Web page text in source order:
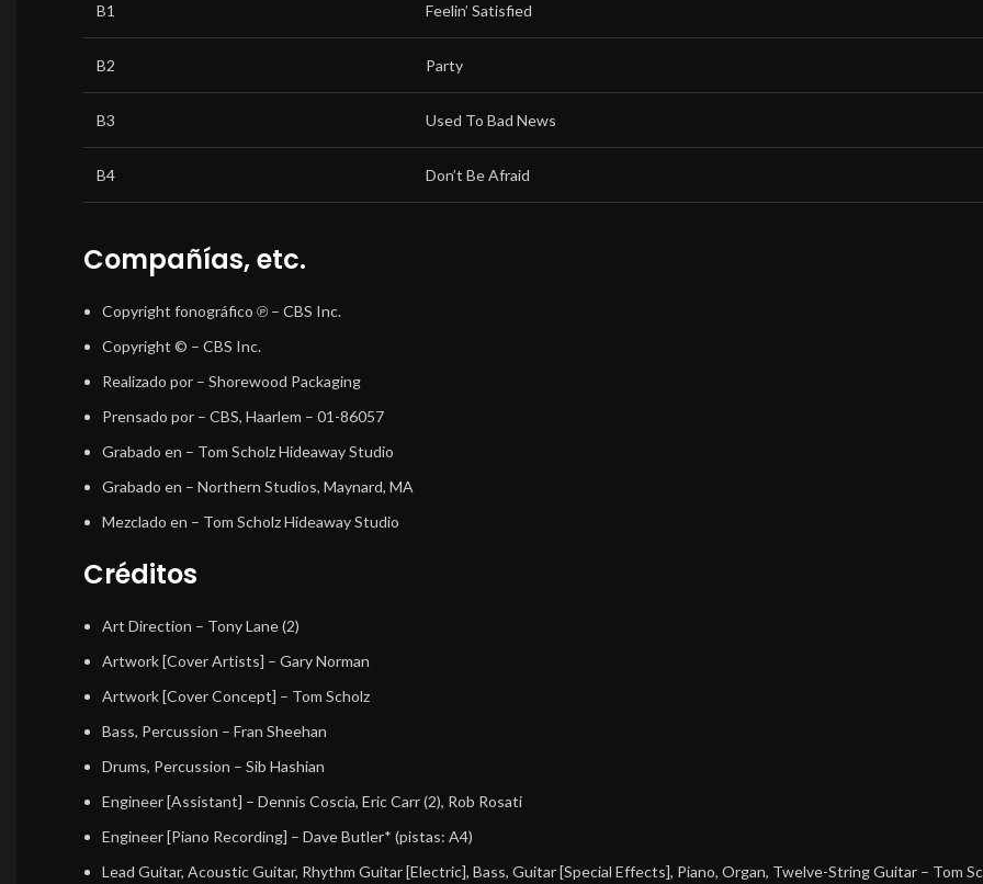
B1 Feelin’ Satisfied
B2 Party
B3 Used To Bad News
B4 Don’t Be Afraid
Compañías, etc.
Copyright fonográfico ℗ – CBS Inc.
Copyright © – CBS Inc.
Realizado por – Shorewood Packaging
Prensado por – CBS, Haarlem – 01-86057
Grabado en – Tom Scholz Hideaway Studio
Grabado en – Northern Studios, Maynard, MA
Mezclado en – Tom Scholz Hideaway Studio
Créditos
Art Direction – Tony Lane (2)
Artwork [Cover Artists] – Gary Norman
Artwork [Cover Concept] – Tom Scholz
Bass, Percussion – Fran Sheehan
Drums, Percussion – Sib Hashian
Engineer [Assistant] – Dennis Coscia, Eric Carr (2), Rob Rosati
Engineer [Piano Recording] – Dave Butler* (pistas: A4)
Lead Guitar, Acoustic Guitar, Rhythm Guitar [Electric], Bass, Guitar [Special Effects], Piano, Organ, Twelve-String Guitar – Tom